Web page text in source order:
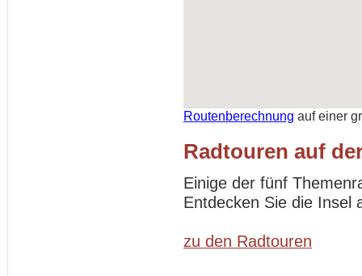
Routenberechnung auf einer
Radtouren auf
Einige der fünf
Entdecken Sie die Insel
zu den Radtouren